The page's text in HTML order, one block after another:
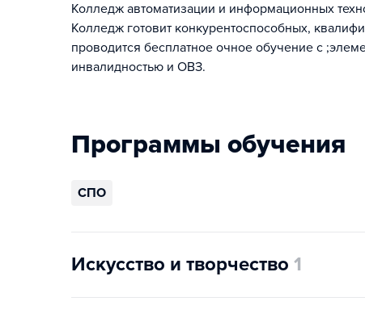
Колледж автоматизации и информационных
Колледж готовит конкурентоспособных,
проводится бесплатное очное обучение с
инвалидностью и ОВЗ.
Программы обучения
СПО
Искусство и творчество 1